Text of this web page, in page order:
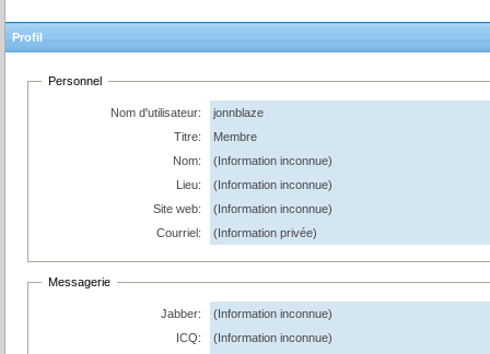
Profil
Personnel
Nom d'utilisateur:
jonnblaze
Titre:
Membre
Nom:
(Information inconnue)
Lieu:
(Information inconnue)
Site web:
(Information inconnue)
Courriel:
(Information privée)
Messagerie
Jabber:
(Information inconnue)
ICQ:
(Information inconnue)